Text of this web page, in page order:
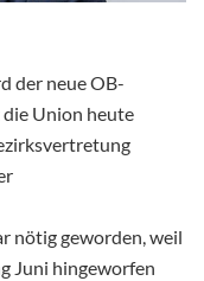
der neue OB-
Union heute
nötig geworden, weil
Juni hingeworfen